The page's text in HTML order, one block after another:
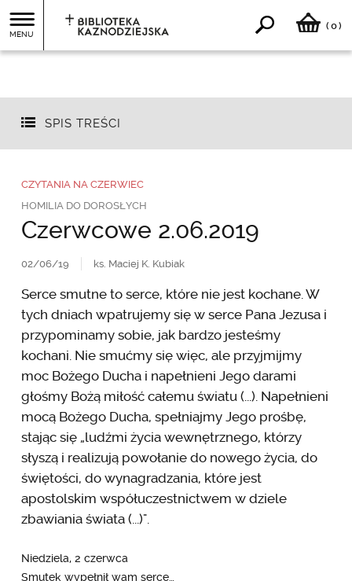
MENU
( 0)
SPIS TREŚCI
CZYTANIA NA CZERWIEC
HOMILIA DO DOROSŁYCH
Czerwcowe 2.06.2019
02/06/19 ks. Maciej K. Kubiak
Serce smutne to serce, które nie jest kochane. W
tych dniach wpatrujemy się w serce Pana Jezusa i
przypominamy sobie, jak bardzo jesteśmy
kochani. Nie smućmy się więc, ale przyjmijmy
moc Bożego Ducha i napełnieni Jego darami
głośmy Bożą miłość całemu światu (...). Napełnieni
mocą Bożego Ducha, spełniajmy Jego prośbę,
stając się „ludźmi życia wewnętrznego, którzy
słyszą i realizują powołanie do nowego życia, do
świętości, do wynagradzania, które jest
apostolskim współuczestnictwem w dziele
zbawiania świata (...)".
Niedziela, 2 czerwca
Smutek wypełnił wam serce…